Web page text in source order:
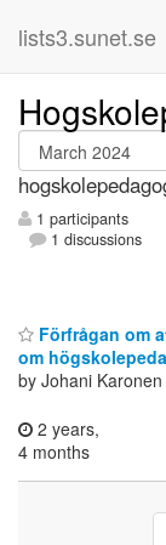
lists3.sunet.se
1 participants
1 discussions
Förfrågan om
om
by Johani Karonen
2 years,
4 months